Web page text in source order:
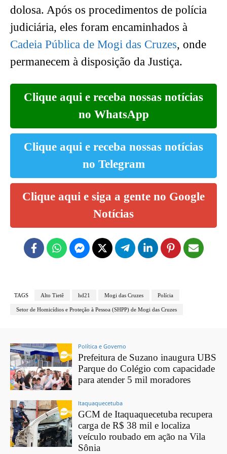
dolosa. Após os procedimentos de polícia
judiciária, eles foram encaminhados à
Cadeia Pública de Mogi das Cruzes, onde
permanecem à disposição da Justiça.
Clique aqui e receba nossas notícias
no WhatsApp
Clique aqui e receba nossas notícias
no Telegram
Clique aqui e siga a gente no Google
Notícias
TAGS Alto Tietê hd21 Mogi das Cruzes Polícia
Setor de Homicídios e Proteção à Pessoa (SHPP) de Mogi das Cruzes
Política e Governo
Prefeitura de Suzano inaugura UBS
Parque do Colégio com capacidade
para atender 5 mil moradores
Itaquaquecetuba
GCM de Itaquaquecetuba recupera
carga de R$ 38 mil e localiza
veículo roubado em ação na Vila
Sônia